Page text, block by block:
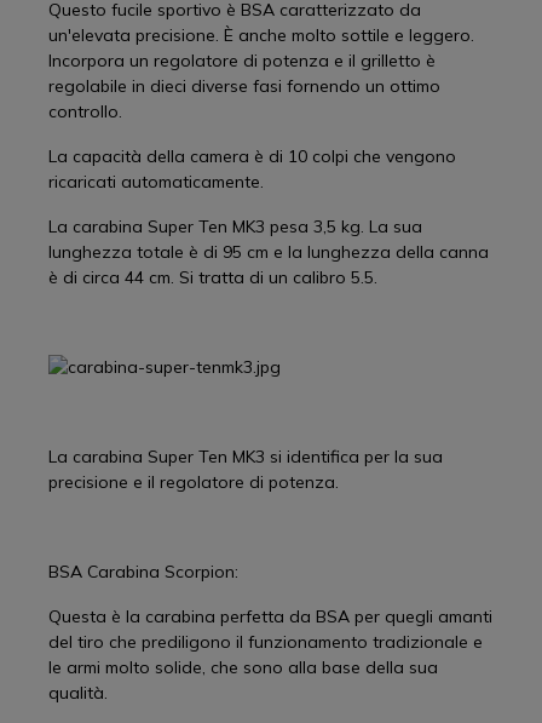
Questo fucile sportivo è BSA caratterizzato da
un'elevata precisione. È anche molto sottile e leggero.
Incorpora un regolatore di potenza e il grilletto è
regolabile in dieci diverse fasi fornendo un ottimo
controllo.
La capacità della camera è di 10 colpi che vengono
ricaricati automaticamente.
La carabina Super Ten MK3 pesa 3,5 kg. La sua
lunghezza totale è di 95 cm e la lunghezza della canna
è di circa 44 cm. Si tratta di un calibro 5.5.
La carabina Super Ten MK3 si identifica per la sua
precisione e il regolatore di potenza.
BSA Carabina Scorpion:
Questa è la carabina perfetta da BSA per quegli amanti
del tiro che prediligono il funzionamento tradizionale e
le armi molto solide, che sono alla base della sua
qualità.